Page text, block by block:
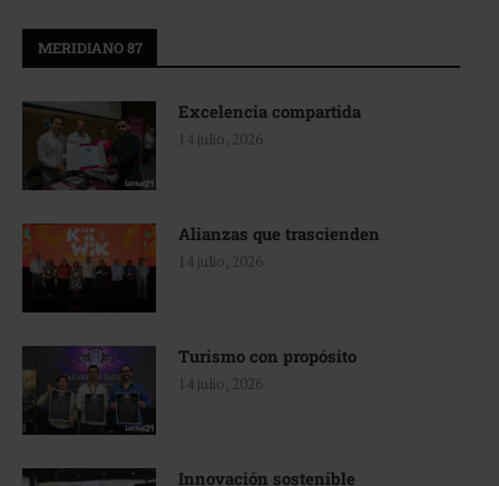
MERIDIANO 87
Excelencia compartida
14 julio, 2026
Alianzas que trascienden
14 julio, 2026
Turismo con propósito
14 julio, 2026
Innovación sostenible